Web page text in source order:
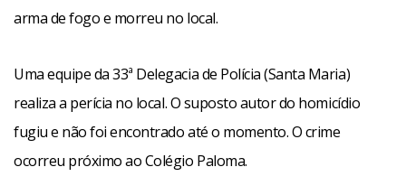
arma de fogo e morreu no local.
Uma equipe da 33ª Delegacia de Polícia (Santa Maria)
realiza a perícia no local. O suposto autor do homicídio
fugiu e não foi encontrado até o momento. O crime
ocorreu próximo ao Colégio Paloma.